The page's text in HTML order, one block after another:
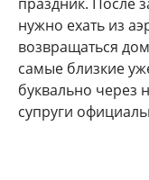
нужно ехать из
возвращаться
самые близкие
буквально через
супруги